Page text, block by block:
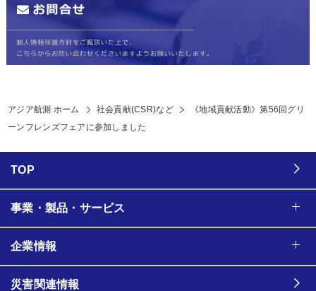
アジア航測 ホーム 社会貢献(CSR)など
《地域貢献活動》第56回グリ
ーンフレンズフェアに参加しました
TOP
事業・製品・サービス
企業情報
災害関連情報